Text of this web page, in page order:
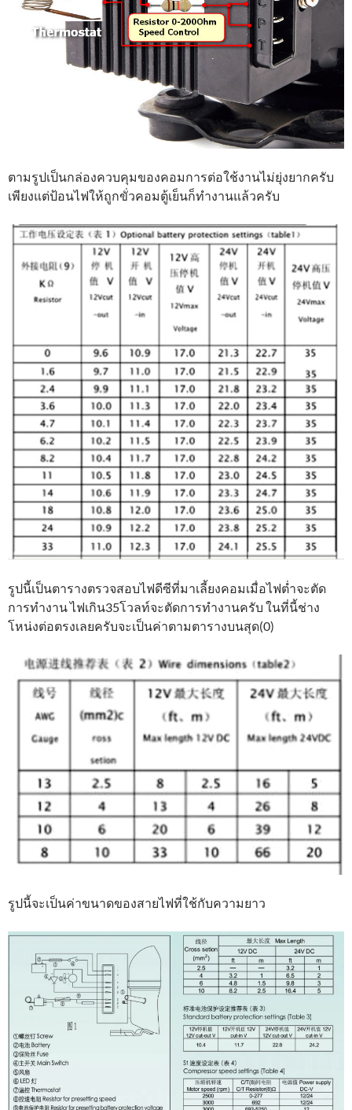
ตามรูปเป็นกล่องควบคุมของคอมการต่อใช้งานไม่ยุ่งยากครับ
เพียงแต่ป้อนไฟให้ถูกขั่วคอมตู้เย็นก็ทำงานแล้วครับ
รูปนี้เป็นตารางตรวจสอบไฟดีซีที่มาเลี้ยงคอมเมื่อไฟต่ำจะตัด
การทำงาน ไฟเกิน35โวลท์จะตัดการทำงานครับ ในที่นี้ช่าง
โหน่งต่อตรงเลยครับจะเป็นค่าตามตารางบนสุด(0)
รูปนี้จะเป็นค่าขนาดของสายไฟที่ใช้กับความยาว